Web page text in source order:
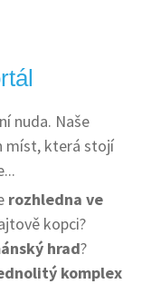
nuda. Naše
míst, která stojí
rozhledna ve
kopci?
hrad?
komplex